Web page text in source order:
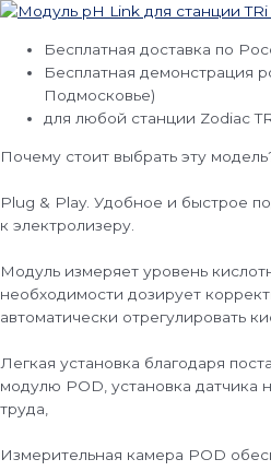
Бесплатная доставка по
Бесплатная демонстрация
Подмосковье)
для любой станции Zodiac
Почему стоит выбрать эту
Plug & Play. Удобное и быстрое
к электролизеру.
Модуль измеряет уровень
необходимости дозирует
автоматически отрегулировать
Легкая установка благодаря
модулю POD, установка датчика
труда,
Измерительная камера POD